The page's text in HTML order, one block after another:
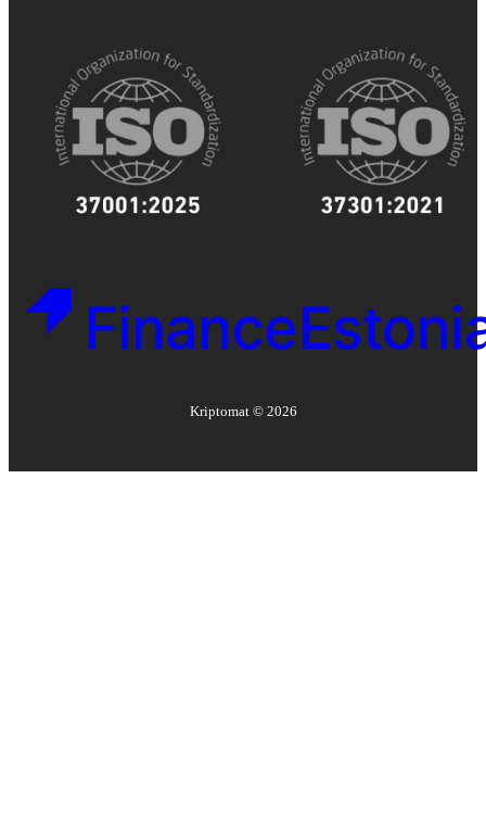
Kriptomat © 2026